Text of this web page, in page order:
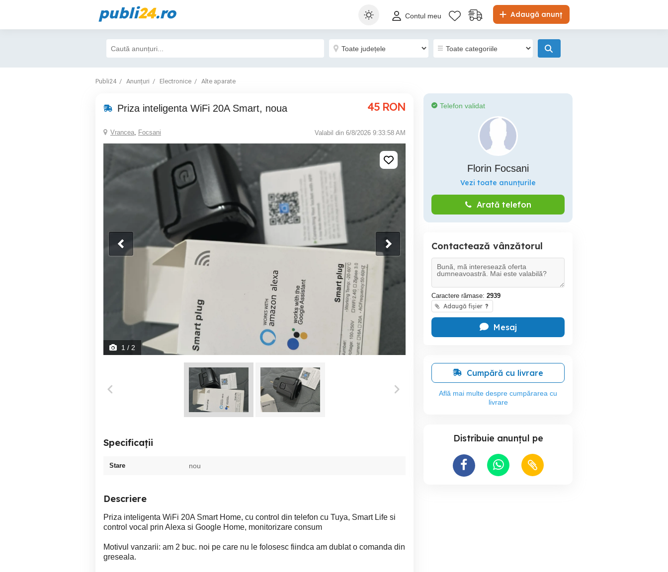
publi24.ro Adaugă anunț
Contul meu
Publi24 Anunțuri Electronice Alte aparate
Priza inteligenta WiFi 20A Smart, noua 45 RON
Vrancea, Focsani Valabil din 6/8/2026 9:33:58 AM
1 / 2
Specificații
Stare nou
Descriere
Priza inteligenta WiFi 20A Smart Home, cu control din telefon cu Tuya, Smart Life si
control vocal prin Alexa si Google Home, monitorizare consum
Motivul vanzarii: am 2 buc. noi pe care nu le folosesc fiindca am dublat o comanda din
greseala.
Telefon validat
Florin Focsani
Vezi toate anunțurile
Arată telefon
Contactează vânzătorul
Caractere rămase: 2939
Adaugă fișier ?
Mesaj
Cumpără cu livrare
Află mai multe despre cumpărarea cu
livrare
Distribuie anunțul pe